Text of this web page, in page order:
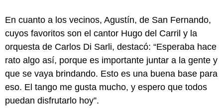
En cuanto a los vecinos, Agustín, de San Fernando,
cuyos favoritos son el cantor Hugo del Carril y la
orquesta de Carlos Di Sarli, destacó: “Esperaba hace
rato algo así, porque es importante juntar a la gente y
que se vaya brindando. Esto es una buena base para
eso. El tango me gusta mucho, y espero que todos
puedan disfrutarlo hoy”.